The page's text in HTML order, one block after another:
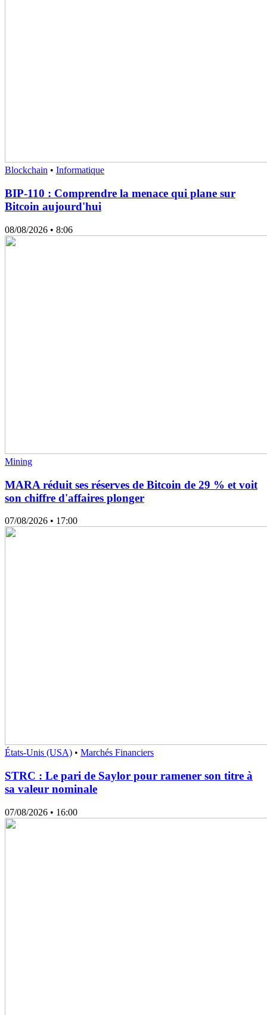
Blockchain • Informatique
BIP-110 : Comprendre la menace qui plane sur
Bitcoin aujourd'hui
08/08/2026 • 8:06
Mining
MARA réduit ses réserves de Bitcoin de 29 % et voit
son chiffre d'affaires plonger
07/08/2026 • 17:00
États-Unis (USA) • Marchés Financiers
STRC : Le pari de Saylor pour ramener son titre à
sa valeur nominale
07/08/2026 • 16:00